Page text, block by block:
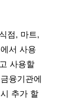
점, 마트,
서 사용
사용할
융기관에
추가 할